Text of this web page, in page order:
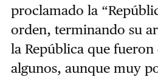
proclamado la
orden, terminando su
la República que
algunos, aunque muy